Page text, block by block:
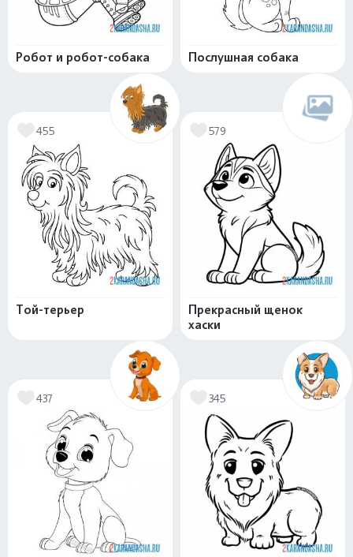
Робот и робот-собака Послушная собака
455
Той-терьер
579
Прекрасный щенок
хаски
437 345